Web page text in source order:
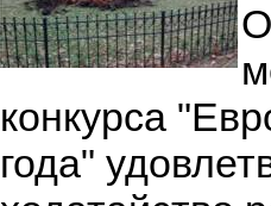
конкурса
года"